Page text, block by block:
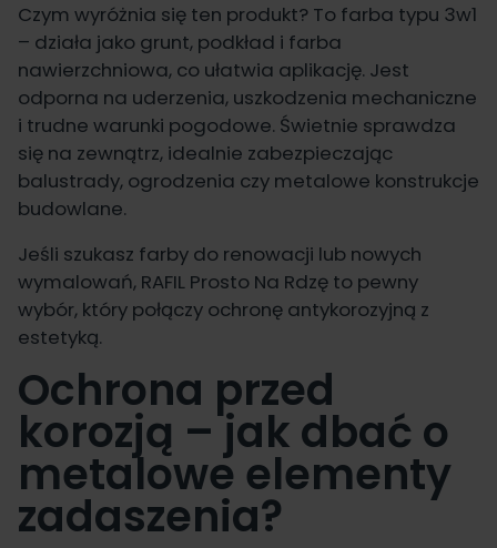
Czym wyróżnia się ten produkt? To farba typu 3w1
– działa jako grunt, podkład i farba
nawierzchniowa, co ułatwia aplikację. Jest
odporna na uderzenia, uszkodzenia mechaniczne
i trudne warunki pogodowe. Świetnie sprawdza
się na zewnątrz, idealnie zabezpieczając
balustrady, ogrodzenia czy metalowe konstrukcje
budowlane.
Jeśli szukasz farby do renowacji lub nowych
wymalowań, RAFIL Prosto Na Rdzę to pewny
wybór, który połączy ochronę antykorozyjną z
estetyką.
Ochrona przed
korozją – jak dbać o
metalowe elementy
zadaszenia?